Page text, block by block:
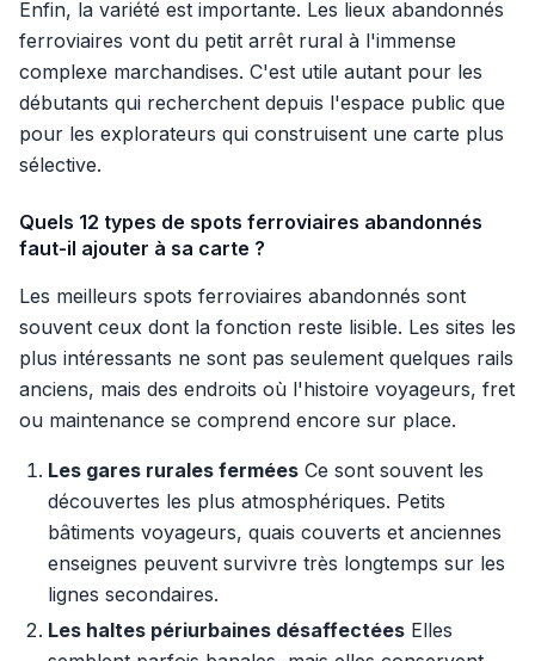
Enfin, la variété est importante. Les lieux abandonnés
ferroviaires vont du petit arrêt rural à l'immense
complexe marchandises. C'est utile autant pour les
débutants qui recherchent depuis l'espace public que
pour les explorateurs qui construisent une carte plus
sélective.
Quels 12 types de spots ferroviaires abandonnés
faut-il ajouter à sa carte ?
Les meilleurs spots ferroviaires abandonnés sont
souvent ceux dont la fonction reste lisible. Les sites les
plus intéressants ne sont pas seulement quelques rails
anciens, mais des endroits où l'histoire voyageurs, fret
ou maintenance se comprend encore sur place.
Les gares rurales fermées Ce sont souvent les
découvertes les plus atmosphériques. Petits
bâtiments voyageurs, quais couverts et anciennes
enseignes peuvent survivre très longtemps sur les
lignes secondaires.
Les haltes périurbaines désaffectées Elles